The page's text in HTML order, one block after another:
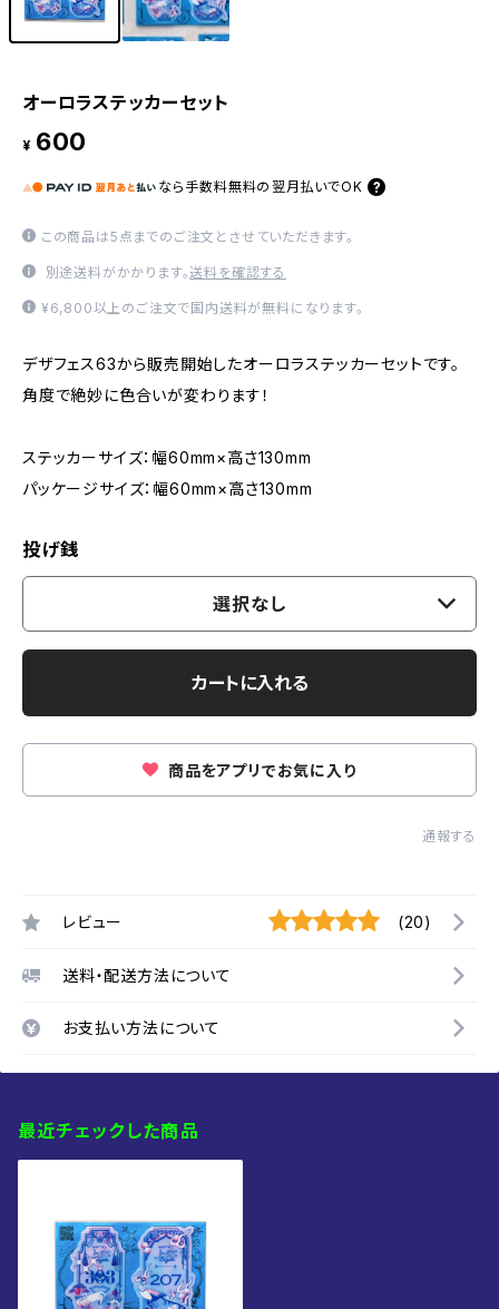
オーロラステッカーセット
¥ 600
なら 手数料無料の 翌月払いでOK
この商品は5点までのご注文とさせていただきます。
別途送料がかかります。送料を確認する
¥6,800以上のご注文で国内送料が無料になります。
デザフェス63から販売開始したオーロラステッカーセットです。
角度で絶妙に色合いが変わります！
ステッカーサイズ：幅60mm×高さ130mm
パッケージサイズ：幅60mm×高さ130mm
投げ銭
選択なし
カートに入れる
商品をアプリでお気に入り
通報する
レビュー (20)
送料・配送方法について
お支払い方法について
最近チェックした商品